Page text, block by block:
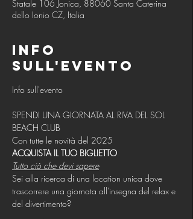
Statale 106 Jonica, 88060 Santa Caterina
dello Ionio CZ, Italia
Info
sull'evento
SPENDI UNA GIORNATA AL RIVA DEL SOL
BEACH CLUB
Con tutte le novità del 2025
ACQUISTA IL TUO BIGLIETTO
Tutto ciò che devi sapere
Sei alla ricerca di una location unica dove
trascorrere una giornata all'insegna del relax e
del divertimento? ​